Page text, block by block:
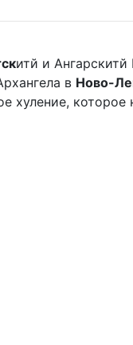
итй и
в Ново-
хуление, которое